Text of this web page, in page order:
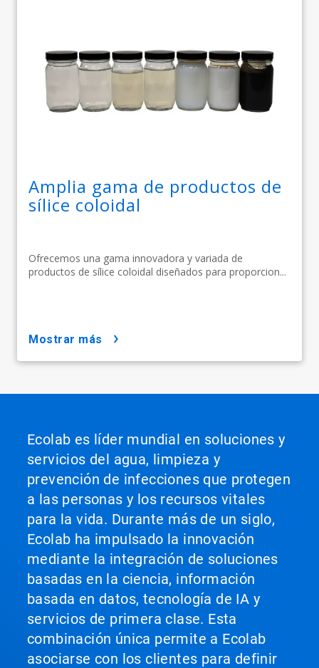
Amplia gama de productos de
sílice coloidal
Ofrecemos una gama innovadora y variada de
productos de sílice coloidal diseñados para proporcion...
mostrar más
Ecolab es líder mundial en soluciones y
servicios del agua, limpieza y
prevención de infecciones que protegen
a las personas y los recursos vitales
para la vida. Durante más de un siglo,
Ecolab ha impulsado la innovación
mediante la integración de soluciones
basadas en la ciencia, información
basada en datos, tecnología de IA y
servicios de primera clase. Esta
combinación única permite a Ecolab
asociarse con los clientes para definir